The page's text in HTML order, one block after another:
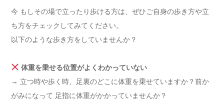
今 もしその場で立ったり歩ける方は、ぜひご自身の歩き方や立
ち方をチェックしてみてください。
以下のような歩き方をしていませんか？
体重を乗せる位置がよくわかっていない
→ 立つ時や歩く時、足裏のどこに体重を乗せていますか？前か
がみになって 足指に体重がかかっていませんか？